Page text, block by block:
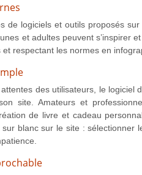
de logiciels et outils proposés
et adultes peuvent s’inspirer
et respectant les normes en
des utilisateurs, le
site. Amateurs et
de livre et cadeau
blanc sur le site : sélectionner